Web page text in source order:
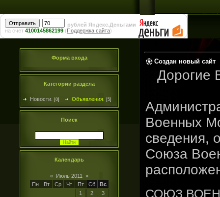
рублей Яндекс.Деньгами
на счет 4100145862199 (Поддержка сайта)
Форма входа
Категории раздела
Новости. [0] Объявления. [5]
Поиск
Календарь
« Июль 2011
»
Пн
Вт Ср Чт Пт Сб
Вс
1
2
3
Создан новый сайт
Дорогие
Военных
сведения,
Союза
СОЮЗ